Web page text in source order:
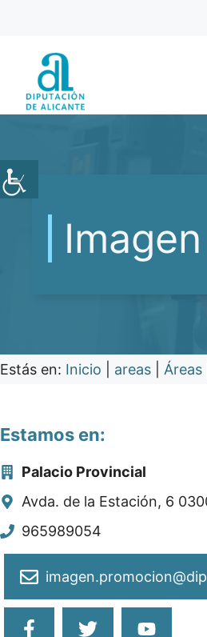
contenido
Estás en: Inicio areas Áreas
Estamos en:
Palacio Provincial
Avda. de la Estación, 6
965989054